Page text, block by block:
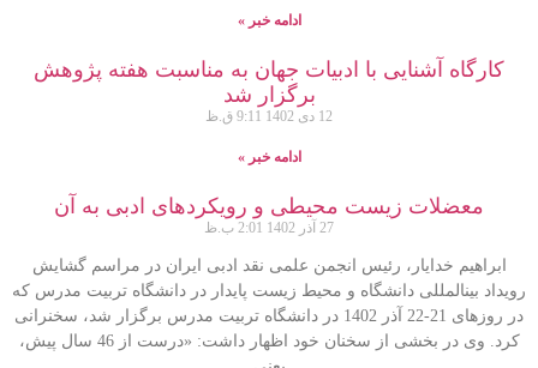
ادامه خبر »
کارگاه آشنایی با ادبیات جهان به مناسبت هفته پژوهش
برگزار شد
12 دی 1402 9:11 ق.ظ
ادامه خبر »
معضلات زیست‏ محیطی و رویکردهای ادبی به آن
27 آذر 1402 2:01 ب.ظ
ابراهیم خدایار، رئیس انجمن علمی نقد ادبی ایران در مراسم گشایش
رویداد بین‏المللی دانشگاه و محیط زیست پایدار در دانشگاه تربیت مدرس که
در روزهای 21-22 آذر 1402 در دانشگاه تربیت مدرس برگزار شد، سخنرانی
کرد. وی در بخشی از سخنان خود اظهار داشت: «درست از 46 سال پیش،